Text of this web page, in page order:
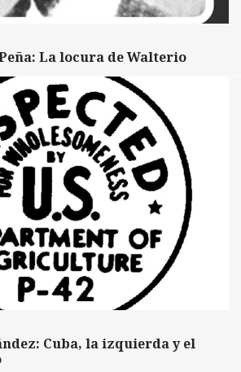
La locura de Walterio
Cuba, la izquierda y el